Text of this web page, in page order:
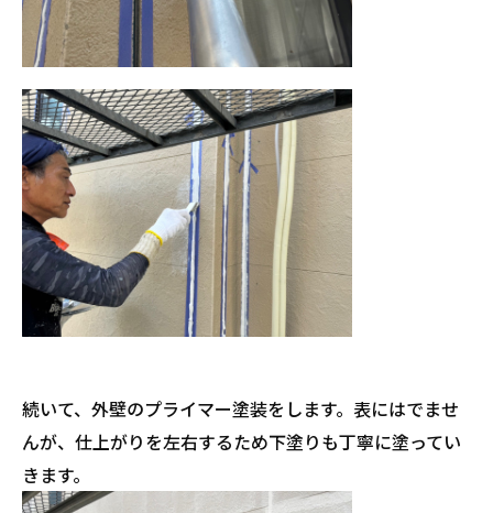
続いて、外壁のプライマー塗装をします。表にはでませ
んが、仕上がりを左右するため下塗りも丁寧に塗ってい
きます。